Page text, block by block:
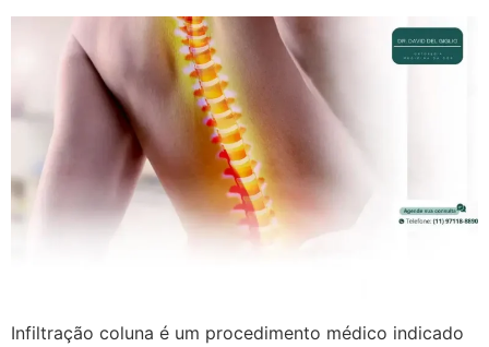
Infiltração coluna é um procedimento médico indicado